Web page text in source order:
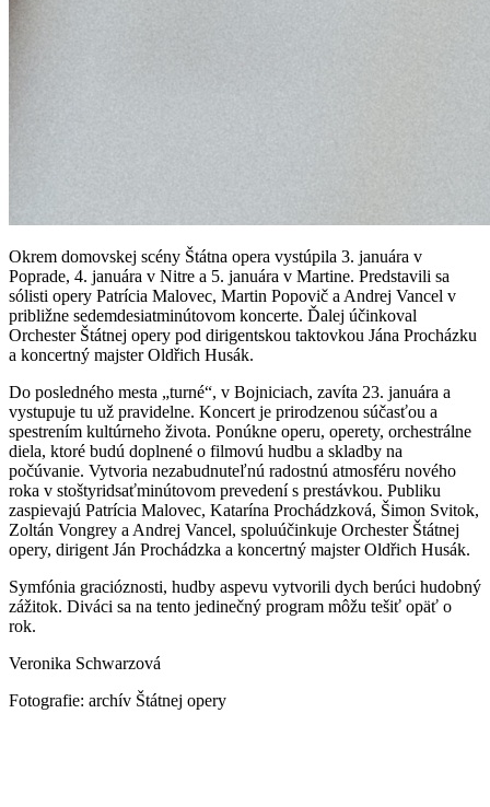
Okrem domovskej scény Štátna opera vystúpila 3. januára v
Poprade, 4. januára v Nitre a 5. januára v Martine. Predstavili sa
sólisti opery Patrícia Malovec, Martin Popovič a Andrej Vancel v
približne sedemdesiatminútovom koncerte. Ďalej účinkoval
Orchester Štátnej opery pod dirigentskou taktovkou Jána Procházku
a koncertný majster Oldřich Husák.
Do posledného mesta „turné“, v Bojniciach, zavíta 23. januára a
vystupuje tu už pravidelne. Koncert je prirodzenou súčasťou a
spestrením kultúrneho života. Ponúkne operu, operety, orchestrálne
diela, ktoré budú doplnené o filmovú hudbu a skladby na
počúvanie. Vytvoria nezabudnuteľnú radostnú atmosféru nového
roka v stoštyridsaťminútovom prevedení s prestávkou. Publiku
zaspievajú Patrícia Malovec, Katarína Prochádzková, Šimon Svitok,
Zoltán Vongrey a Andrej Vancel, spoluúčinkuje Orchester Štátnej
opery, dirigent Ján Prochádzka a koncertný majster Oldřich Husák.
Symfónia gracióznosti, hudby aspevu vytvorili dych berúci hudobný
zážitok. Diváci sa na tento jedinečný program môžu tešiť opäť o
rok.
Veronika Schwarzová
Fotografie: archív Štátnej opery